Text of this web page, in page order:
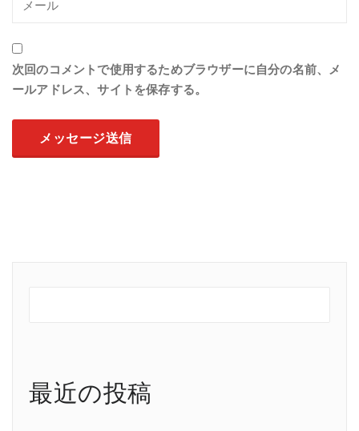
次回のコメントで使用するためブラウザーに自分の名前、メ
ールアドレス、サイトを保存する。
最近の投稿